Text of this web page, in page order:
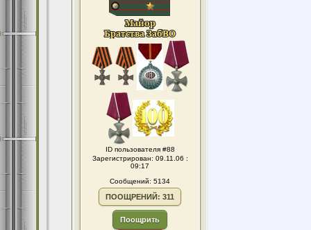
ID пользователя #88
Зарегистрирован: 09.11.06 :
09:17
Сообщений: 5134
ПООЩРЕНИЙ: 311
Поощрить